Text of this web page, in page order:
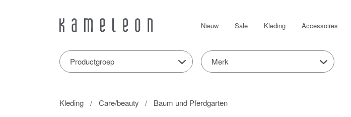
Nieuw Sale Kleding Accessoires
Productgroep Merk
Kleding Care/beauty Baum und Pferdgarten